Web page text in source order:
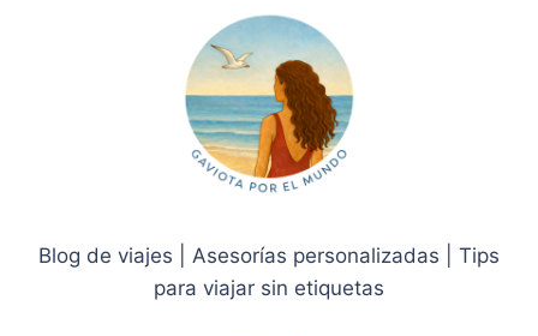
Blog de viajes | Asesorías personalizadas | Tips
para viajar sin etiquetas